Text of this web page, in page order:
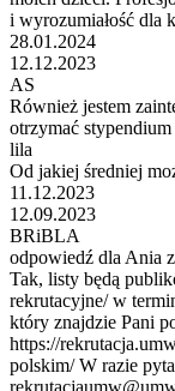
i wyrozumiałość dla
28.01.2024
12.12.2023
AS
Również jestem
otrzymać stypendium
lila
Od jakiej średniej
11.12.2023
12.09.2023
BRiBLA
odpowiedź dla Ania
Tak, listy będą
rekrutacyjne/ w
który znajdzie Pani
https://
polskim/ W razie